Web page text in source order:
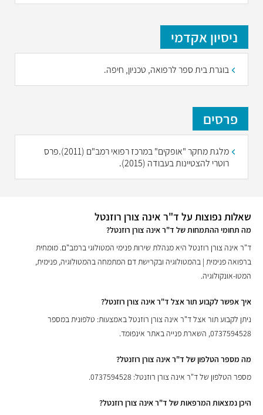
ניסיון אקדמי
בוגרת בית ספר לרפואה, טכניון, חיפה.
פרסים
מלגת מחקר "אופקים" במרכז רפואי רמב"ם (2011).פרס
רוטרי להצטיינות בעבודה (2015).
שאלות נפוצות על ד"ר אינה צורן רוזנטל
מה תחומי ההתמחות של ד"ר אינה צורן רוזנטל?
ד"ר אינה צורן רוזנטל היא מנהלת שירות פנימי המטולוגי ברמב"ם. מומחית
ברפואה פנימית | בהמטולוגיה ובקרישת דם המתמחה בהמטולוגיה, פנימית,
המטו-אונקולוגיה.
איך אפשר לקבוע תור אצל ד"ר אינה צורן רוזנטל?
ניתן לקבוע תור אצל ד"ר אינה צורן רוזנטל באמצעות: טלפונית במספר
0737594528, השארת פנייה באתר אינפומד.
מה מספר הטלפון של ד"ר אינה צורן רוזנטל?
מספר הטלפון של ד"ר אינה צורן רוזנטל: 0737594528.
היכן נמצאות המרפאות של ד"ר אינה צורן רוזנטל?